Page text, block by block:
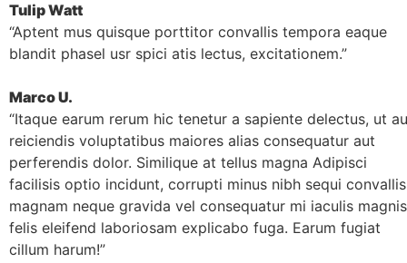
Tulip Watt​
“Aptent mus quisque porttitor convallis tempora eaque
blandit phasel usr spici atis lectus, excitationem.”​
Marco U.​
“Itaque earum rerum hic tenetur a sapiente delectus, ut
reiciendis voluptatibus maiores alias consequatur aut
perferendis dolor. Similique at tellus magna Adipisci
facilisis optio incidunt, corrupti minus nibh sequi convallis
magnam neque gravida vel consequatur mi iaculis magnis
felis eleifend laboriosam explicabo fuga. Earum fugiat
cillum harum!”​